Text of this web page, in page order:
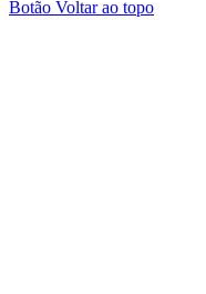
Botão Voltar ao topo